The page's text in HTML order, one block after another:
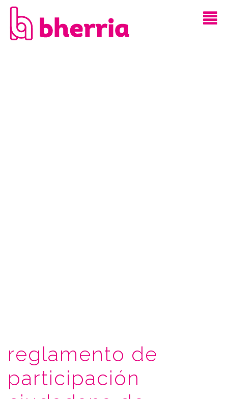
reglamento de
participación